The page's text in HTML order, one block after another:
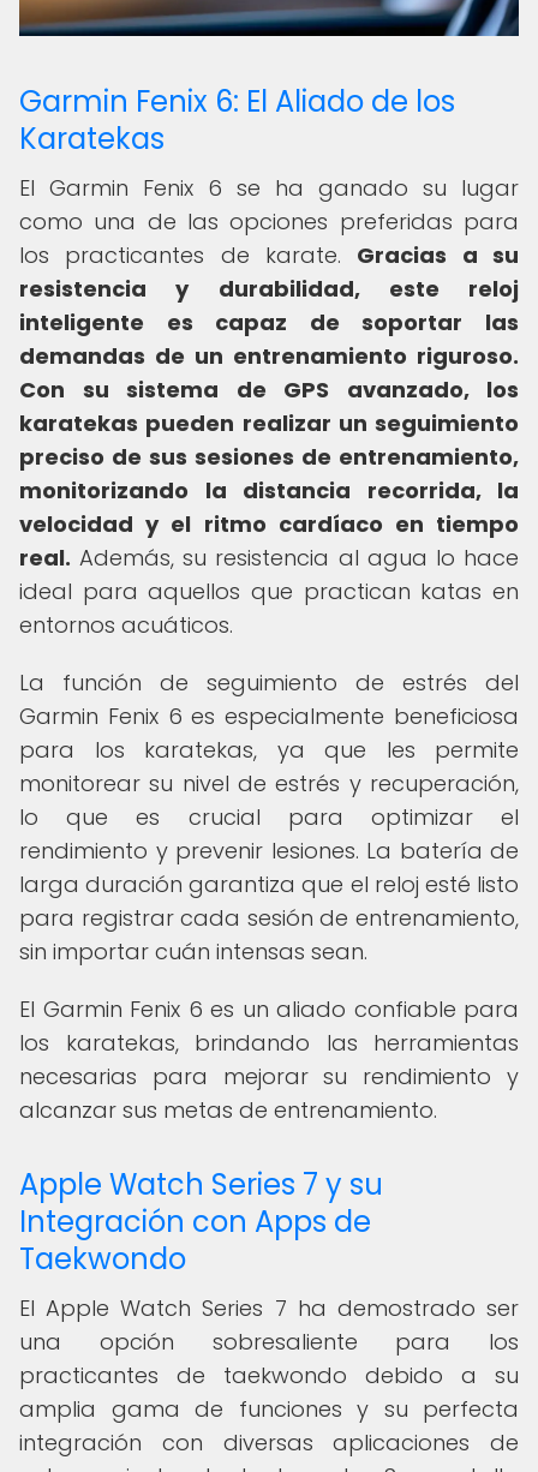
Garmin Fenix 6: El Aliado de los
Karatekas
El Garmin Fenix 6 se ha ganado su lugar
como una de las opciones preferidas para
los practicantes de karate. Gracias a su
resistencia y durabilidad, este reloj
inteligente es capaz de soportar las
demandas de un entrenamiento riguroso.
Con su sistema de GPS avanzado, los
karatekas pueden realizar un seguimiento
preciso de sus sesiones de entrenamiento,
monitorizando la distancia recorrida, la
velocidad y el ritmo cardíaco en tiempo
real. Además, su resistencia al agua lo hace
ideal para aquellos que practican katas en
entornos acuáticos.
La función de seguimiento de estrés del
Garmin Fenix 6 es especialmente beneficiosa
para los karatekas, ya que les permite
monitorear su nivel de estrés y recuperación,
lo que es crucial para optimizar el
rendimiento y prevenir lesiones. La batería de
larga duración garantiza que el reloj esté listo
para registrar cada sesión de entrenamiento,
sin importar cuán intensas sean.
El Garmin Fenix 6 es un aliado confiable para
los karatekas, brindando las herramientas
necesarias para mejorar su rendimiento y
alcanzar sus metas de entrenamiento.
Apple Watch Series 7 y su
Integración con Apps de
Taekwondo
El Apple Watch Series 7 ha demostrado ser
una opción sobresaliente para los
practicantes de taekwondo debido a su
amplia gama de funciones y su perfecta
integración con diversas aplicaciones de